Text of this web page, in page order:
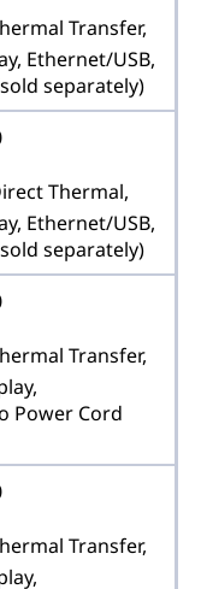
Transfer,
Ethernet/USB,
separately)
Thermal,
Ethernet/USB,
separately)
Transfer,
Power Cord
Transfer,